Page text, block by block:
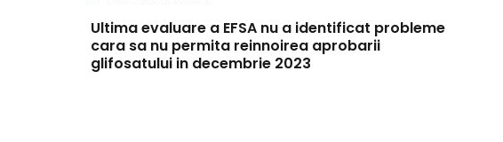
Ultima evaluare a EFSA nu a identificat probleme
cara sa nu permita reinnoirea aprobarii
glifosatului in decembrie 2023